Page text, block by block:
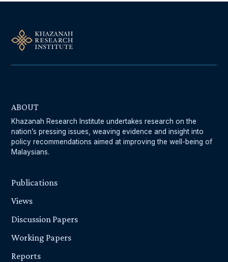
ABOUT
Khazanah Research Institute undertakes research on the
nation’s pressing issues, weaving evidence and insight into
policy recommendations aimed at improving the well-being of
Malaysians.
Publications
Views
Discussion Papers
Working Papers
Reports